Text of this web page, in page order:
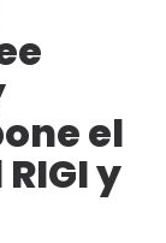
el
y